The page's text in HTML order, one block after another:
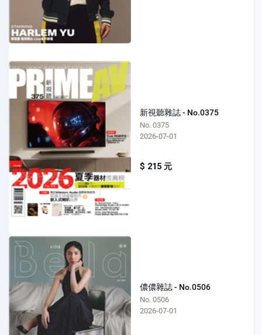
新視聽雜誌 - No.0375
No. 0375
2026-07-01
$ 215 元
儂儂雜誌 - No.0506
No. 0506
2026-07-01